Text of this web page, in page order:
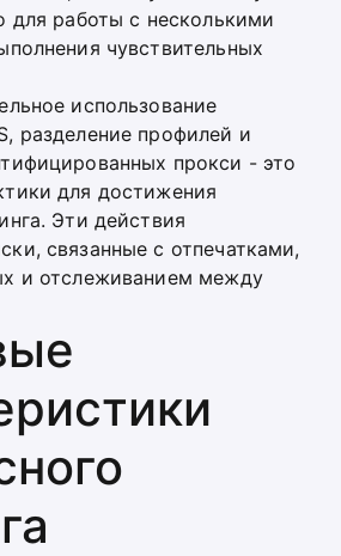
для работы с несколькими
чувствительных
использование
разделение профилей и
прокси - это
для достижения
Эти действия
связанные с отпечатками,
и отслеживанием между